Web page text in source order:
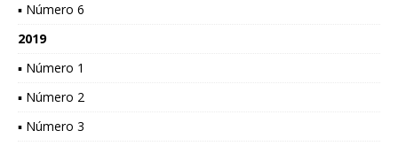
▪ Número 6
2019
▪ Número 1
▪ Número 2
▪ Número 3